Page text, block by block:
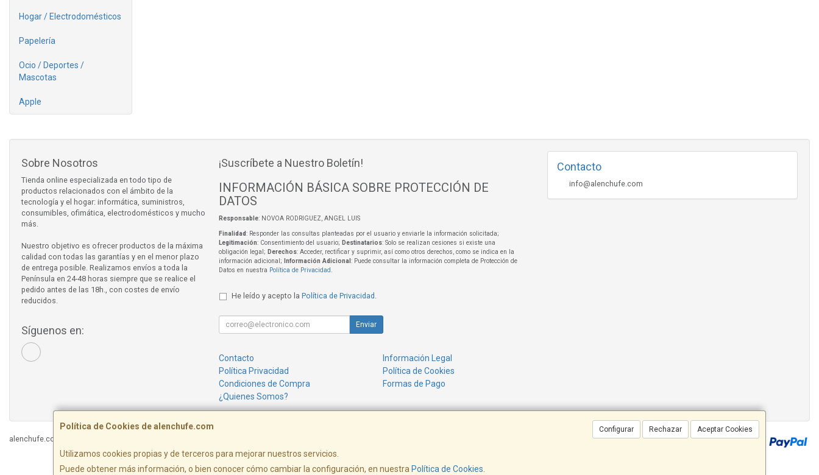
Hogar / Electrodomésticos
Papelería
Ocio / Deportes /
Mascotas
Apple
Política de Cookies de alenchufe.com Configurar Rechazar Aceptar Cookies
Utilizamos cookies propias y de terceros para mejorar nuestros servicios.
Puede obtener más información, o bien conocer cómo cambiar la configuración, en nuestra Política de Cookies
Sobre Nosotros
Tienda online especializada en todo tipo de
productos relacionados con el ámbito de la
tecnología y el hogar: informática, suministros,
consumibles, ofimática, electrodomésticos y mucho
más.
Nuestro objetivo es ofrecer productos de la máxima
calidad con todas las garantías y en el menor plazo
de entrega posible. Realizamos envíos a toda la
Península en 24-48 horas siempre que se realice el
pedido antes de las 18h., con costes de envío
reducidos.
Síguenos en:
¡Suscríbete a Nuestro Boletín!
INFORMACIÓN BÁSICA SOBRE PROTECCIÓN DE
DATOS
Responsable: NOVOA RODRIGUEZ, ANGEL LUIS
Finalidad: Responder las consultas planteadas por el usuario y enviarle la información solicitada;
Legitimación: Consentimiento del usuario; Destinatarios: Solo se realizan cesiones si existe una
obligación legal; Derechos: Acceder, rectificar y suprimir, así como otros derechos, como se indica en la
información adicional;
Información Adicional : Puede consultar la información completa de Protección de
Datos en nuestra Política de Privacidad
He leído y acepto la Política de Privacidad .
Enviar
Contacto
Información Legal
Política Privacidad
Política de Cookies
Condiciones de Compra
Formas de Pago
¿Quienes Somos?
Contacto
info@alenchufe.com
alenchufe.com © 2026